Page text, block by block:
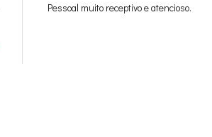
Pessoal muito receptivo e atencioso.